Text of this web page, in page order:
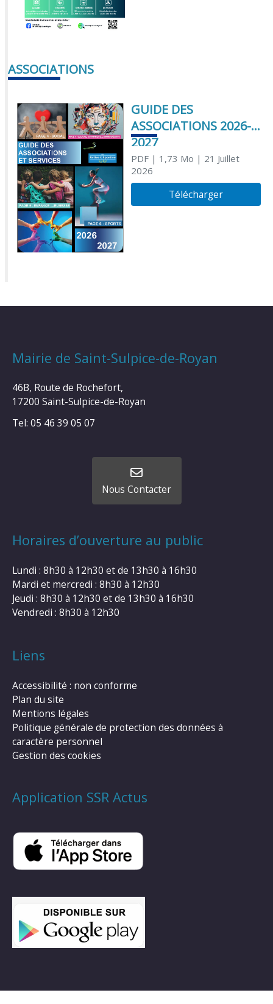
ASSOCIATIONS
GUIDE DES
ASSOCIATIONS 2026-
2027
PDF| 1,73 Mo | 21 Juillet
2026
Télécharger
Mairie de Saint-Sulpice-de-Royan
46B, Route de Rochefort,
17200 Saint-Sulpice-de-Royan
Tel: 05 46 39 05 07
Nous Contacter
Horaires d’ouverture au public
Lundi : 8h30 à 12h30 et de 13h30 à 16h30
Mardi et mercredi : 8h30 à 12h30
Jeudi : 8h30 à 12h30 et de 13h30 à 16h30
Vendredi : 8h30 à 12h30
Liens
Accessibilité : non conforme
Plan du site
Mentions légales
Politique générale de protection des données à
caractère personnel
Gestion des cookies
Application SSR Actus